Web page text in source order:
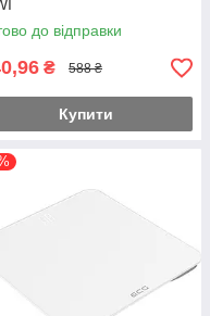
до відправки
₴ 588 ₴
Купити